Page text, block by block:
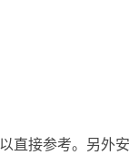
直接参考。另外安